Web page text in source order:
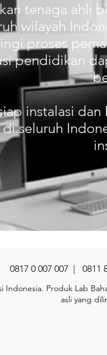
tenaga ahli
wilayah
proses
pendidikan
instalasi
seluruh
0817 0 007 007 | 0811
Indonesia. Produk Lab
asli yang